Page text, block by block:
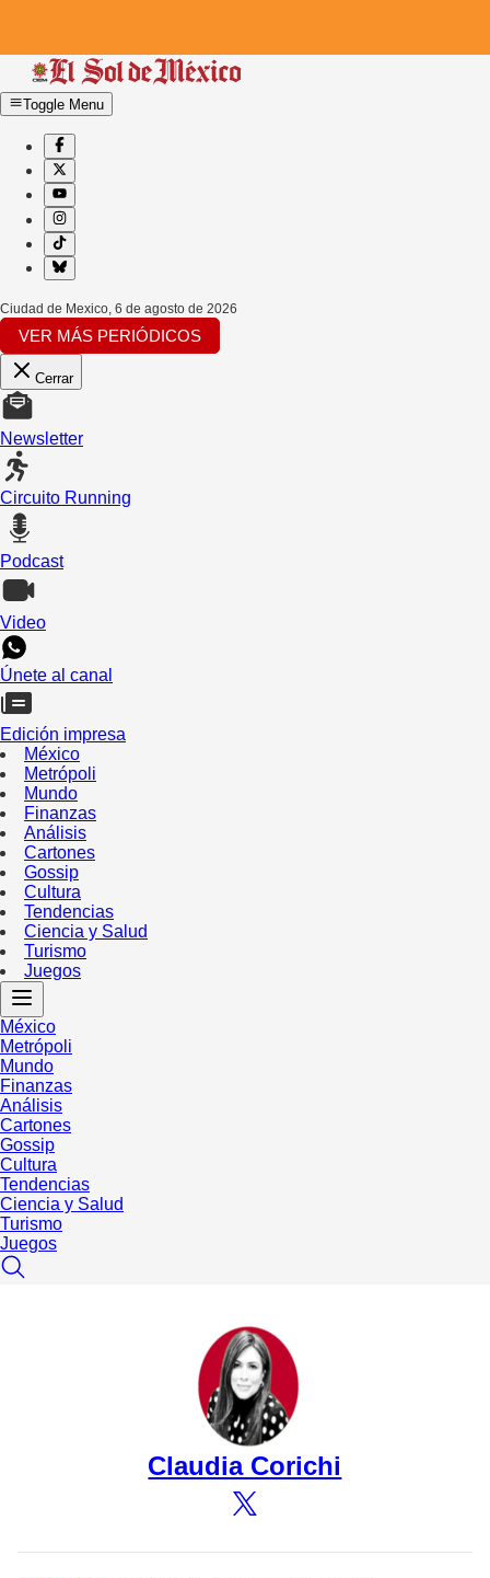
Toggle Menu
Ciudad de Mexico, 6 de agosto de 2026
VER MÁS PERIÓDICOS
Cerrar
Newsletter
Circuito Running
Podcast
Video
Únete al canal
Edición impresa
México
Metrópoli
Mundo
Finanzas
Análisis
Cartones
Gossip
Cultura
Tendencias
Ciencia y Salud
Turismo
Juegos
México
Metrópoli
Mundo
Finanzas
Análisis
Cartones
Gossip
Cultura
Tendencias
Ciencia y Salud
Turismo
Juegos
Claudia Corichi